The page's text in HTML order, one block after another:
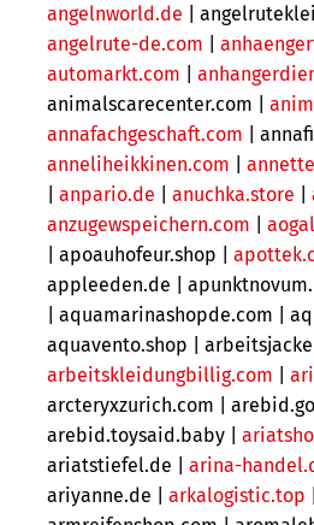
angelnworld.de
angelrute-de.com
automarkt.com
animalscarecenter.com |
annafachgeschaft.com
anneliheikkinen.com
anpario.de anuchka.store
anzugewspeichern.com
| apoauhofeur.shop |
appleeden.de |
| aquamarinashopde.com |
aquavento.shop |
arbeitskleidungbillig.com
arcteryxzurich.com |
arebid.toysaid.baby |
ariatstiefel.de | arina-
ariyanne.de | arkalogistic.top